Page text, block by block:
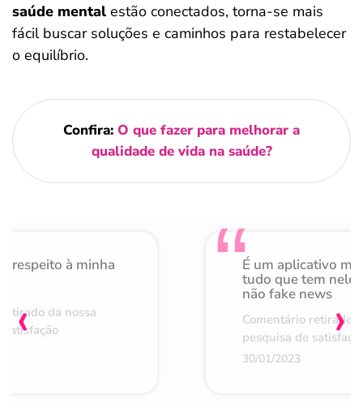
saúde mental estão conectados, torna-se mais
fácil buscar soluções e caminhos para restabelecer
o equilíbrio.
Confira: O que fazer para melhorar a
qualidade de vida na saúde?
respeito à minha
da nossa
É um aplicativo
tudo que tem nele
não fake news
Comentário retirado
pesquisa de
30/01/2023
‹ ›